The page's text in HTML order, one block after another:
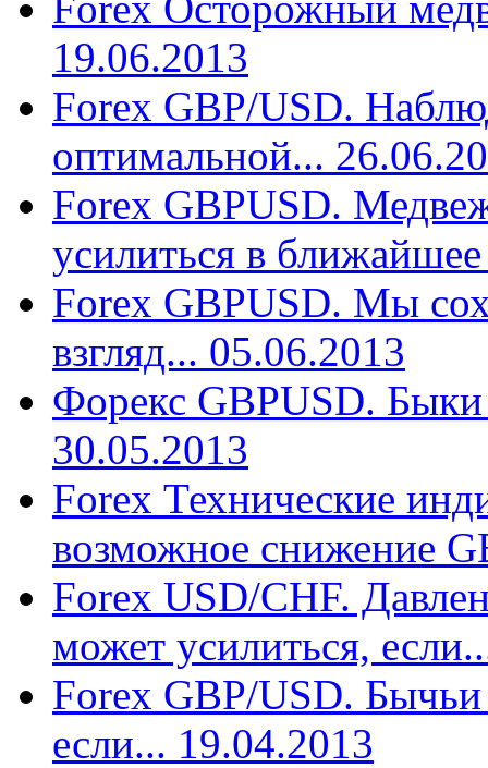
19.06.2013
Forex GBP/USD.
оптимальной...
Forex GBPUSD.
усилиться в
Forex GBPUSD. Мы
взгляд... 05.06.2013
Форекс GBPUSD. Быки
30.05.2013
Forex Технические
возможное снижение
Forex USD/CHF.
может усилиться,
Forex GBP/USD. Бычьи
если... 19.04.2013